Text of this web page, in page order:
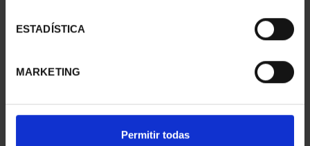
ESTADÍSTICA
MARKETING
Permitir todas
MUNDIAL FIFA 2026 (EM.